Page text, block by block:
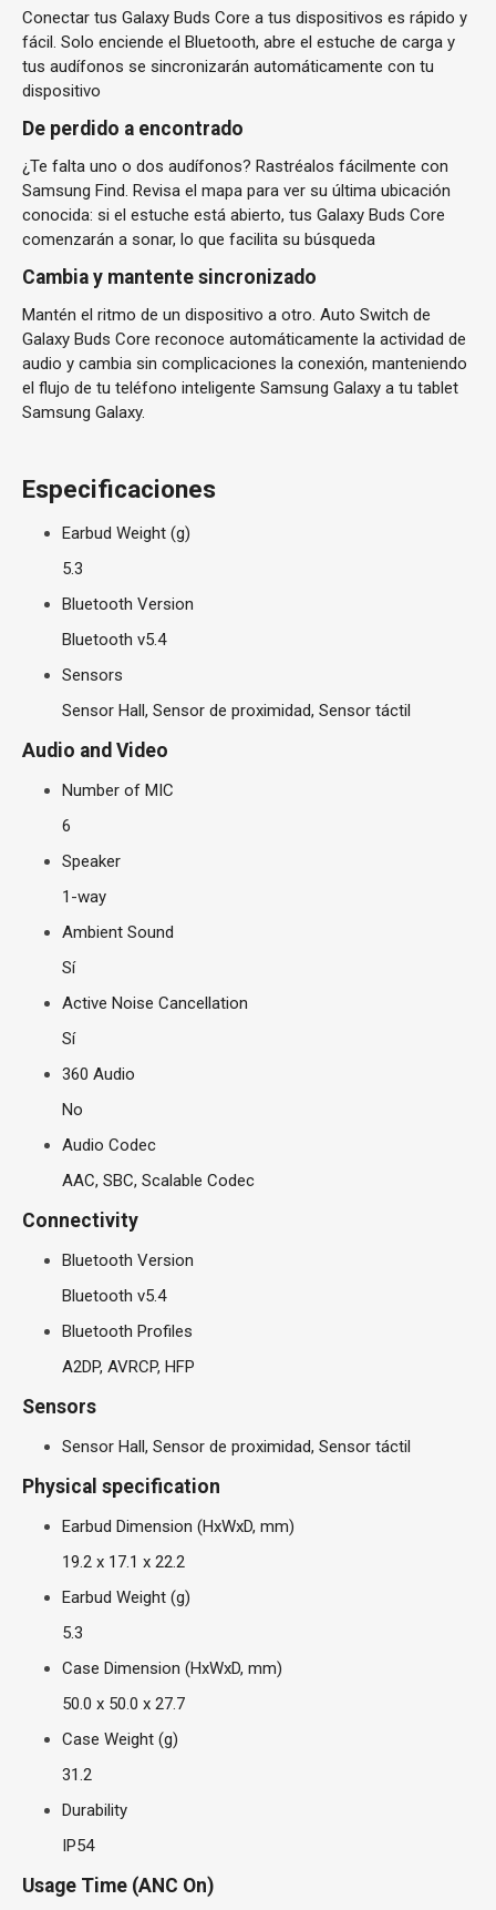
Conectar tus Galaxy Buds Core a tus dispositivos es rápido y
fácil. Solo enciende el Bluetooth, abre el estuche de carga y
tus audífonos se sincronizarán automáticamente con tu
dispositivo
De perdido a encontrado
¿Te falta uno o dos audífonos? Rastréalos fácilmente con
Samsung Find. Revisa el mapa para ver su última ubicación
conocida: si el estuche está abierto, tus Galaxy Buds Core
comenzarán a sonar, lo que facilita su búsqueda
Cambia y mantente sincronizado
Mantén el ritmo de un dispositivo a otro. Auto Switch de
Galaxy Buds Core reconoce automáticamente la actividad de
audio y cambia sin complicaciones la conexión, manteniendo
el flujo de tu teléfono inteligente Samsung Galaxy a tu tablet
Samsung Galaxy.
Especificaciones
Earbud Weight (g)
5.3
Bluetooth Version
Bluetooth v5.4
Sensors
Sensor Hall, Sensor de proximidad, Sensor táctil
Audio and Video
Number of MIC
6
Speaker
1-way
Ambient Sound
Sí
Active Noise Cancellation
Sí
360 Audio
No
Audio Codec
AAC, SBC, Scalable Codec
Connectivity
Bluetooth Version
Bluetooth v5.4
Bluetooth Profiles
A2DP, AVRCP, HFP
Sensors
Sensor Hall, Sensor de proximidad, Sensor táctil
Physical specification
Earbud Dimension (HxWxD, mm)
19.2 x 17.1 x 22.2
Earbud Weight (g)
5.3
Case Dimension (HxWxD, mm)
50.0 x 50.0 x 27.7
Case Weight (g)
31.2
Durability
IP54
Usage Time (ANC On)